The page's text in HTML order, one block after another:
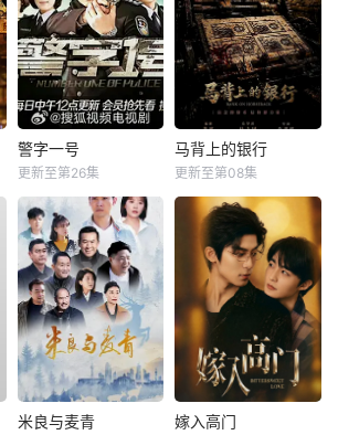
警字一号
更新至第26集
马背上的银行
更新至第08集
米良与麦青 嫁入高门